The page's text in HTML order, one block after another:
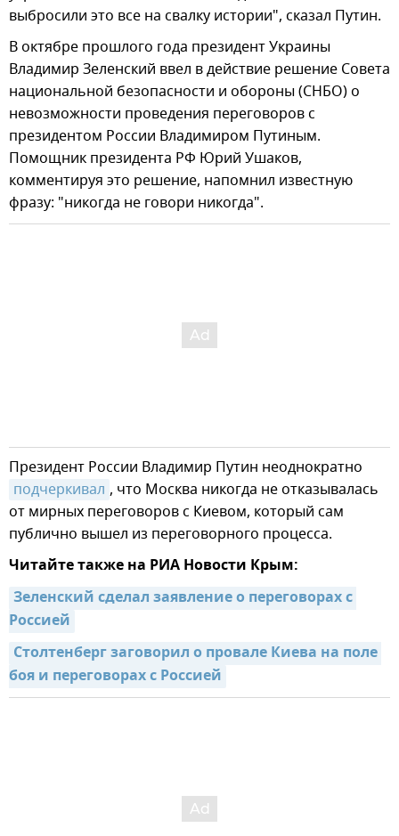
выбросили это все на свалку истории", сказал Путин.
В октябре прошлого года президент Украины
Владимир Зеленский ввел в действие решение Совета
национальной безопасности и обороны (СНБО) о
невозможности проведения переговоров с
президентом России Владимиром Путиным.
Помощник президента РФ Юрий Ушаков,
комментируя это решение, напомнил известную
фразу: "никогда не говори никогда".
Президент России Владимир Путин неоднократно
подчеркивал , что Москва никогда не отказывалась
от мирных переговоров с Киевом, который сам
публично вышел из переговорного процесса.
Читайте также на РИА Новости Крым:
Зеленский сделал заявление о переговорах с
Россией
Столтенберг заговорил о провале Киева на поле
боя и переговорах с Россией